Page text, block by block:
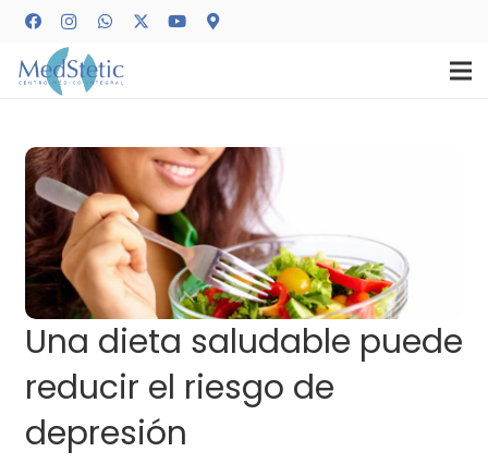
Una dieta saludable puede
reducir el riesgo de
depresión